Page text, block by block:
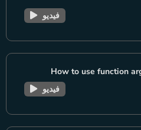
فيديو
How to use function
فيديو